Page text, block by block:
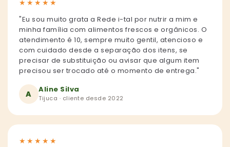
★ ★ ★ ★ ★
"Eu sou muito grata a Rede i-tal por nutrir a mim e
minha família com alimentos frescos e orgânicos. O
atendimento é 10, sempre muito gentil, atencioso e
com cuidado desde a separação dos itens, se
precisar de substituição ou avisar que algum item
precisou ser trocado até o momento de entrega."
A Aline Silva
Tijuca · cliente desde 2022
★ ★ ★ ★ ★